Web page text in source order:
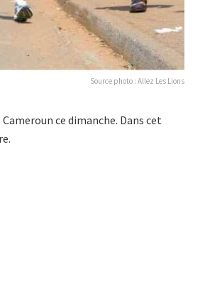
Source photo : Allez Les Lions
ce dimanche. Dans cet